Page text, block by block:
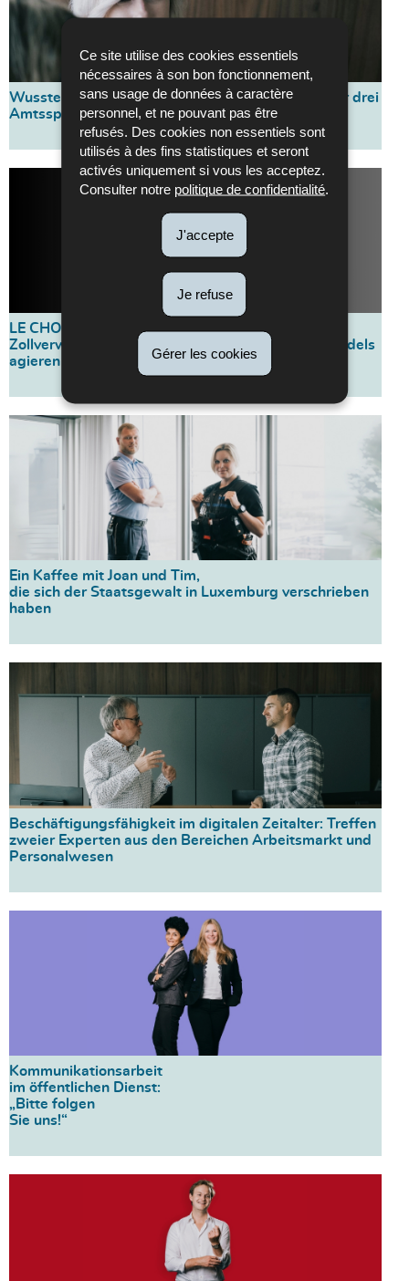
Ce site utilise des cookies essentiels
nécessaires à son bon fonctionnement,
sans usage de données à caractère
personnel, et ne pouvant pas être
refusés. Des cookies non essentiels sont
utilisés à des fins statistiques et seront
activés uniquement si vous les acceptez.
Consulter notre politique de confidentialité
J'accepte
Je refuse
Gérer les cookies
Wussten Sie das etwa nicht? Das Beherrschen der drei
Amtssprachen ist kein Ausschlusskriterium
LE CHOIX D'ALEXANDRA: als Juristin der
Zollverwaltung im Herzen des internationalen Handels
agieren
Ein Kaffee mit Joan und Tim,
die sich der Staatsgewalt in Luxemburg verschrieben
haben
Beschäftigungsfähigkeit im digitalen Zeitalter: Treffen
zweier Experten aus den Bereichen Arbeitsmarkt und
Personalwesen
Kommunikationsarbeit
im öffentlichen Dienst:
„Bitte folgen
Sie uns!“